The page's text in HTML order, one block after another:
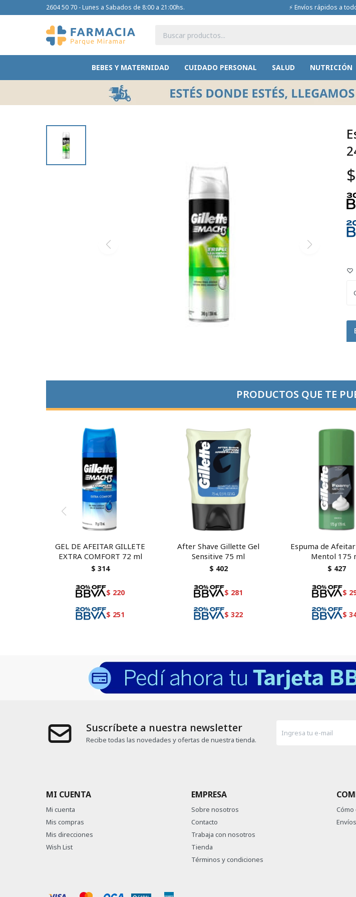
BEBES Y MATERNIDAD CUIDADO PERSONAL SALUD NUTRICIÓN
2604 50 70 - Lunes a Sabados de 8:00 a 21:00hs. ⚡ Envíos rápidos a
$
PRODUCTOS QUE TE
GEL DE AFEITAR GILLETE
EXTRA COMFORT 72 ml
$ 314
$ 220
$ 251
After Shave Gillette Gel
Sensitive 75 ml
$ 402
$ 281
$ 322
Espuma de
Mentol 175
$ 427
$
$
Suscríbete a nuestra newsletter
Recibe todas las novedades y ofertas de nuestra tienda.
MI CUENTA
Mi cuenta
Mis compras
Mis direcciones
Wish List
EMPRESA
Sobre nosotros
Contacto
Trabaja con nosotros
Tienda
Términos y condiciones
Cómo